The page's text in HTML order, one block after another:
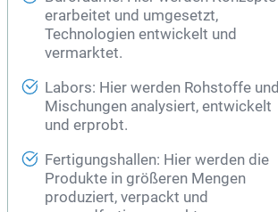
erarbeitet und umgesetzt,
Technologien entwickelt und
vermarktet.
Labors: Hier werden Rohstoffe und
Mischungen analysiert, entwickelt
und erprobt.
Fertigungshallen: Hier werden die
Produkte in größeren Mengen
produziert, verpackt und